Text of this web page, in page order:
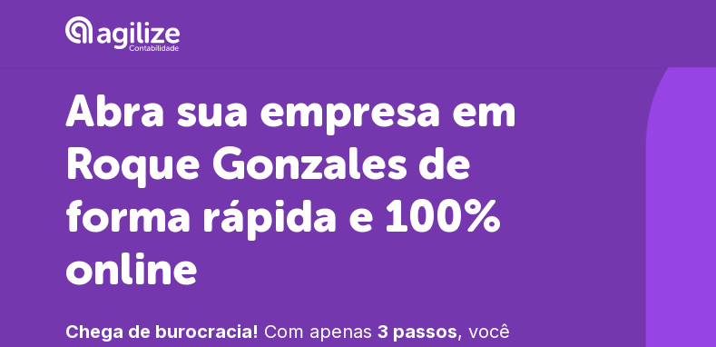
Abra sua empresa em
Roque Gonzales de
forma rápida e 100%
online
Chega de burocracia! Com apenas 3 passos, você